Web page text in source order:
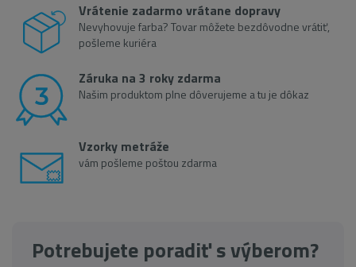
Vrátenie zadarmo vrátane dopravy
Nevyhovuje farba? Tovar môžete bezdôvodne vrátiť,
pošleme kuriéra
Záruka na 3 roky zdarma
Našim produktom plne dôverujeme a tu je dôkaz
Vzorky metráže
vám pošleme poštou zdarma
Potrebujete poradiť s výberom?